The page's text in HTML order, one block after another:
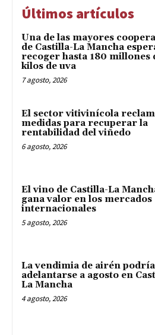
Últimos artículos
Una de las mayores
de Castilla-La Mancha
recoger hasta 180 millones
kilos de uva
7 agosto, 2026
El sector vitivinícola
medidas para recuperar la
rentabilidad del viñedo
6 agosto, 2026
El vino de Castilla-La
gana valor en los mercados
internacionales
5 agosto, 2026
La vendimia de airén podría
adelantarse a agosto en
La Mancha
4 agosto, 2026